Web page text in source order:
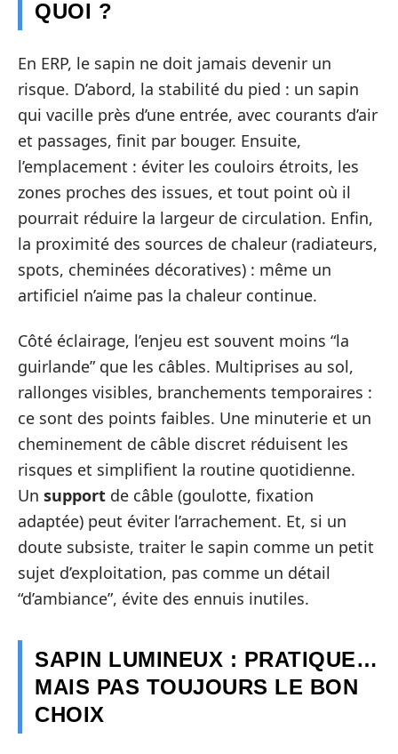
QUOI ?
En ERP, le sapin ne doit jamais devenir un
risque. D’abord, la stabilité du pied : un sapin
qui vacille près d’une entrée, avec courants d’air
et passages, finit par bouger. Ensuite,
l’emplacement : éviter les couloirs étroits, les
zones proches des issues, et tout point où il
pourrait réduire la largeur de circulation. Enfin,
la proximité des sources de chaleur (radiateurs,
spots, cheminées décoratives) : même un
artificiel n’aime pas la chaleur continue.
Côté éclairage, l’enjeu est souvent moins “la
guirlande” que les câbles. Multiprises au sol,
rallonges visibles, branchements temporaires :
ce sont des points faibles. Une minuterie et un
cheminement de câble discret réduisent les
risques et simplifient la routine quotidienne.
Un support de câble (goulotte, fixation
adaptée) peut éviter l’arrachement. Et, si un
doute subsiste, traiter le sapin comme un petit
sujet d’exploitation, pas comme un détail
“d’ambiance”, évite des ennuis inutiles.
SAPIN LUMINEUX : PRATIQUE…
MAIS PAS TOUJOURS LE BON
CHOIX